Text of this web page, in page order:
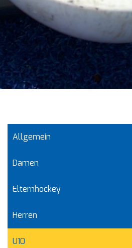
Allgemein
Damen
Elternhockey
Herren
U10